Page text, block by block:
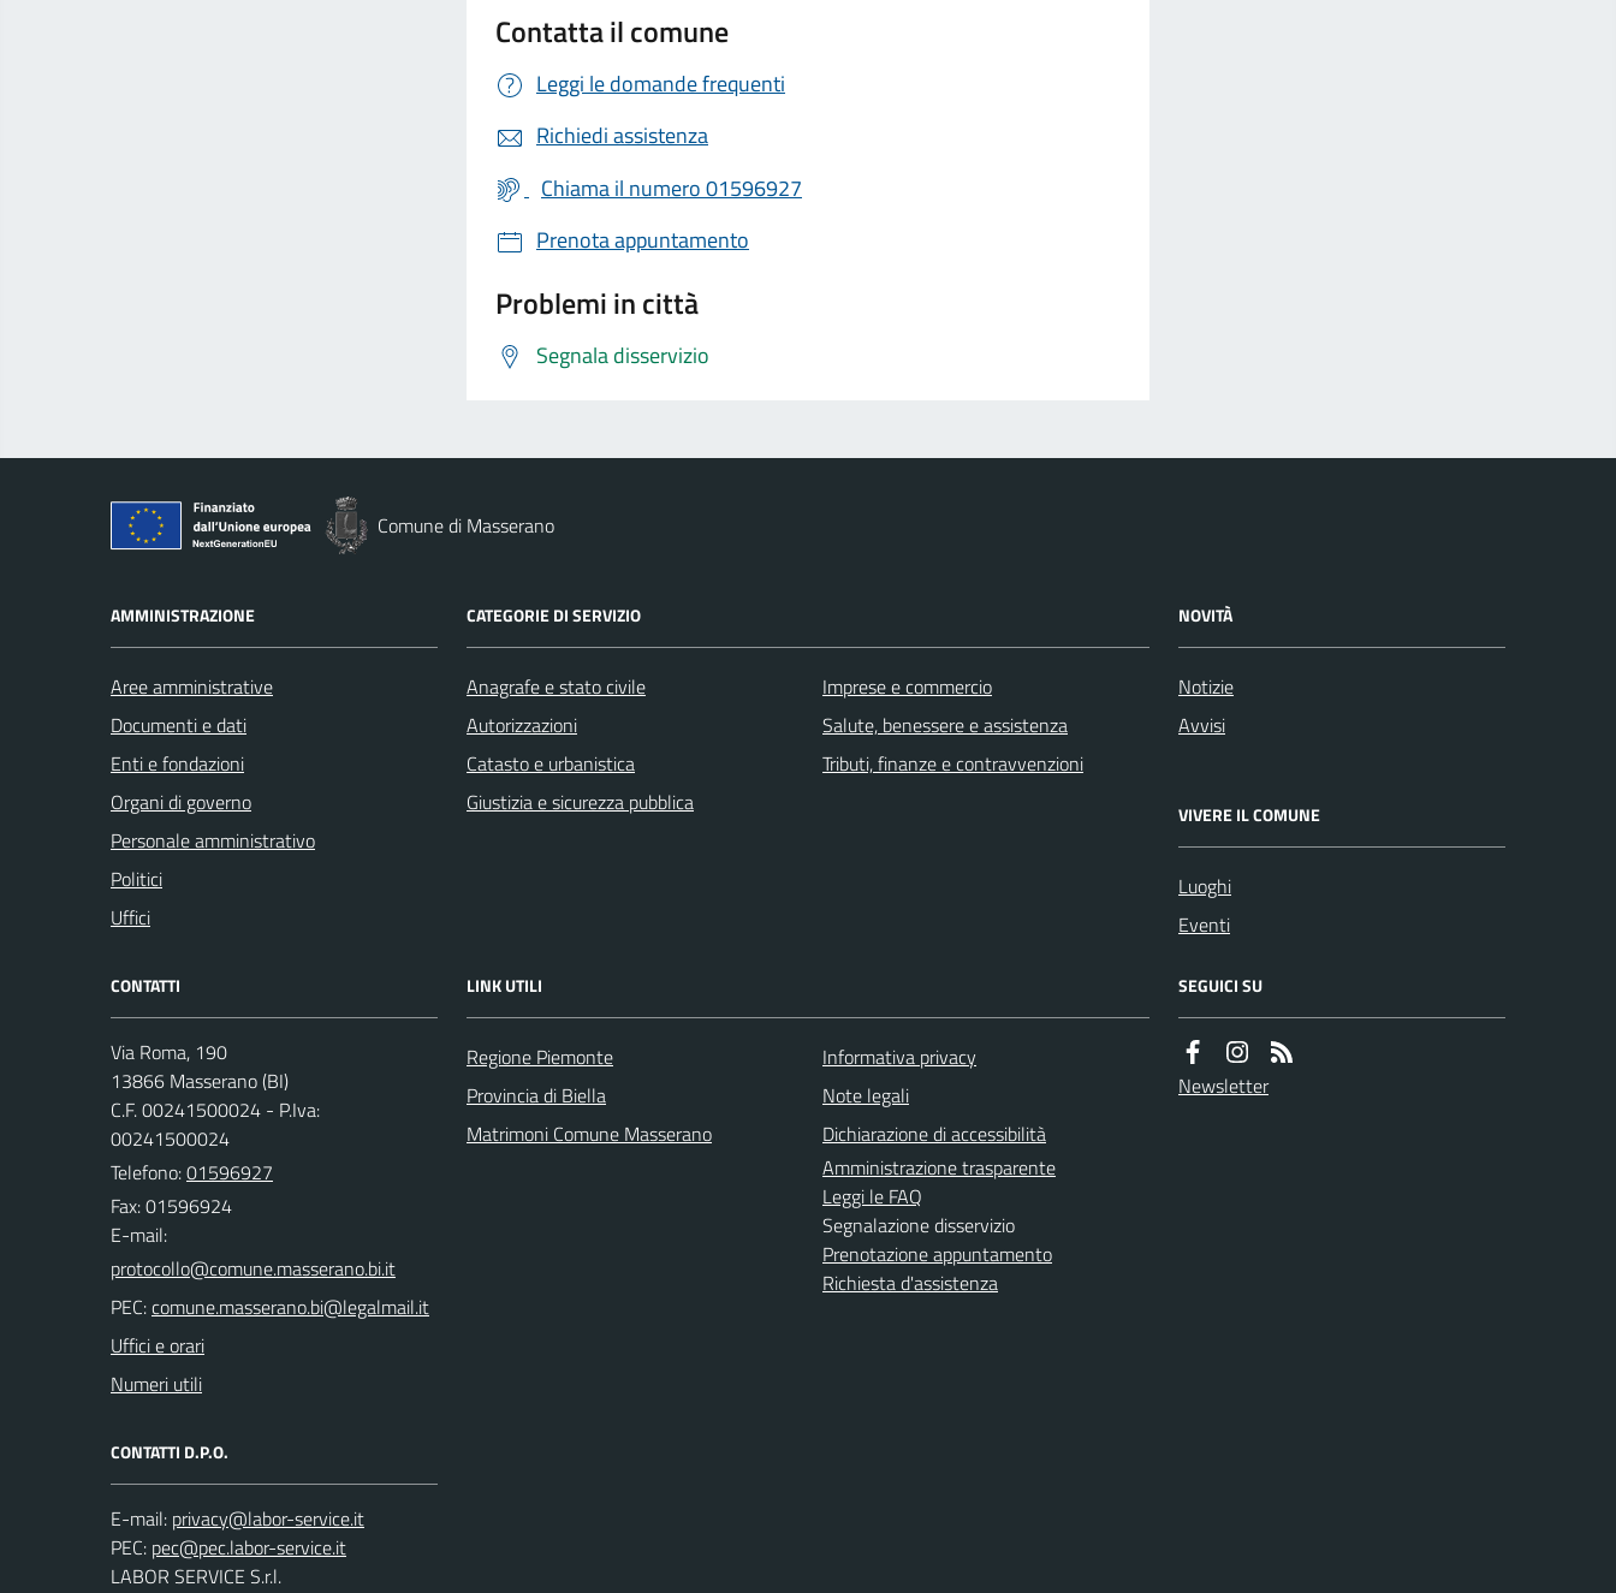
Contatta il comune
Leggi le domande frequenti
Richiedi assistenza
Chiama il numero 01596927
Prenota appuntamento
Problemi in città
Segnala disservizio
Comune di Masserano
AMMINISTRAZIONE
Aree amministrative
Documenti e dati
Enti e fondazioni
Organi di governo
Personale amministrativo
Politici
Uffici
CATEGORIE DI SERVIZIO
Anagrafe e stato civile
Autorizzazioni
Catasto e urbanistica
Giustizia e sicurezza pubblica
Imprese e commercio
Salute, benessere e assistenza
Tributi, finanze e contravvenzioni
NOVITÀ
Notizie
Avvisi
VIVERE IL COMUNE
Luoghi
Eventi
CONTATTI
Via Roma, 190
13866 Masserano (BI)
C.F. 00241500024 - P.Iva:
00241500024
Telefono:01596927
Fax: 01596924
E-mail:
PEC:
Uffici e orari
Numeri utili
CONTATTI D.P.O.
E-mail:
PEC:
LABOR SERVICE S.r.l.
LINK UTILI
Regione Piemonte
Provincia di Biella
Matrimoni Comune Masserano
Informativa privacy
Note legali
Dichiarazione di accessibilità
Amministrazione trasparente
Leggi le FAQ
Segnalazione disservizio
Prenotazione appuntamento
Richiesta d'assistenza
SEGUICI SU
Newsletter